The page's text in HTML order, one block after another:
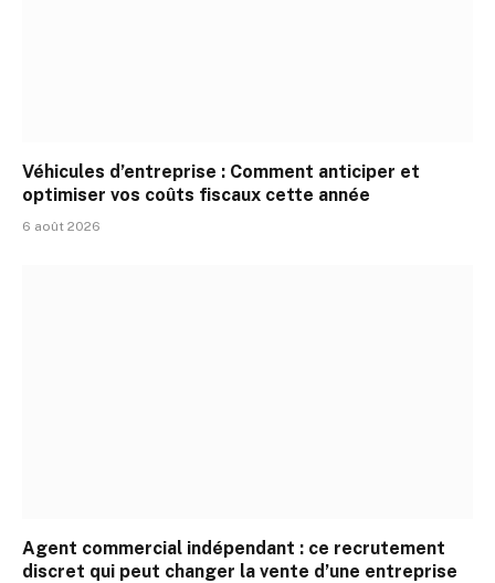
Véhicules d’entreprise : Comment anticiper et
optimiser vos coûts fiscaux cette année
6 août 2026
Agent commercial indépendant : ce recrutement
discret qui peut changer la vente d’une entreprise